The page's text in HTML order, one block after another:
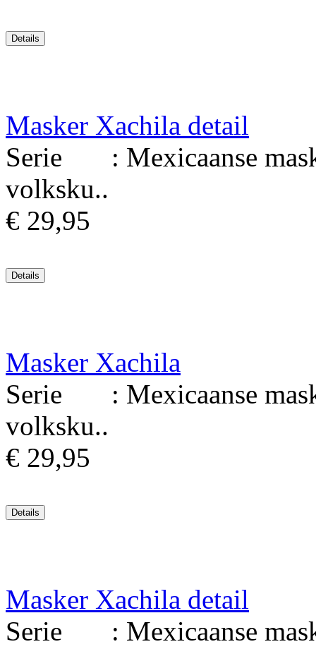
Masker Xachila detail
Serie : Mexicaanse
volksku..
€ 29,95
Masker Xachila
Serie : Mexicaanse
volksku..
€ 29,95
Masker Xachila detail
Serie : Mexicaanse